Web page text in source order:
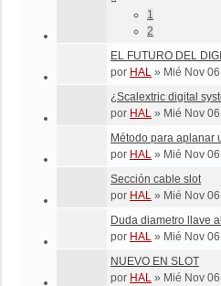
1
2
EL FUTURO DEL
por HAL » Mié Nov
¿Scalextric digital
por HAL » Mié Nov
Método para aplanar
por HAL » Mié Nov
Sección cable slot
por HAL » Mié Nov
Duda diametro llave
por HAL » Mié Nov
NUEVO EN SLOT
por HAL » Mié Nov